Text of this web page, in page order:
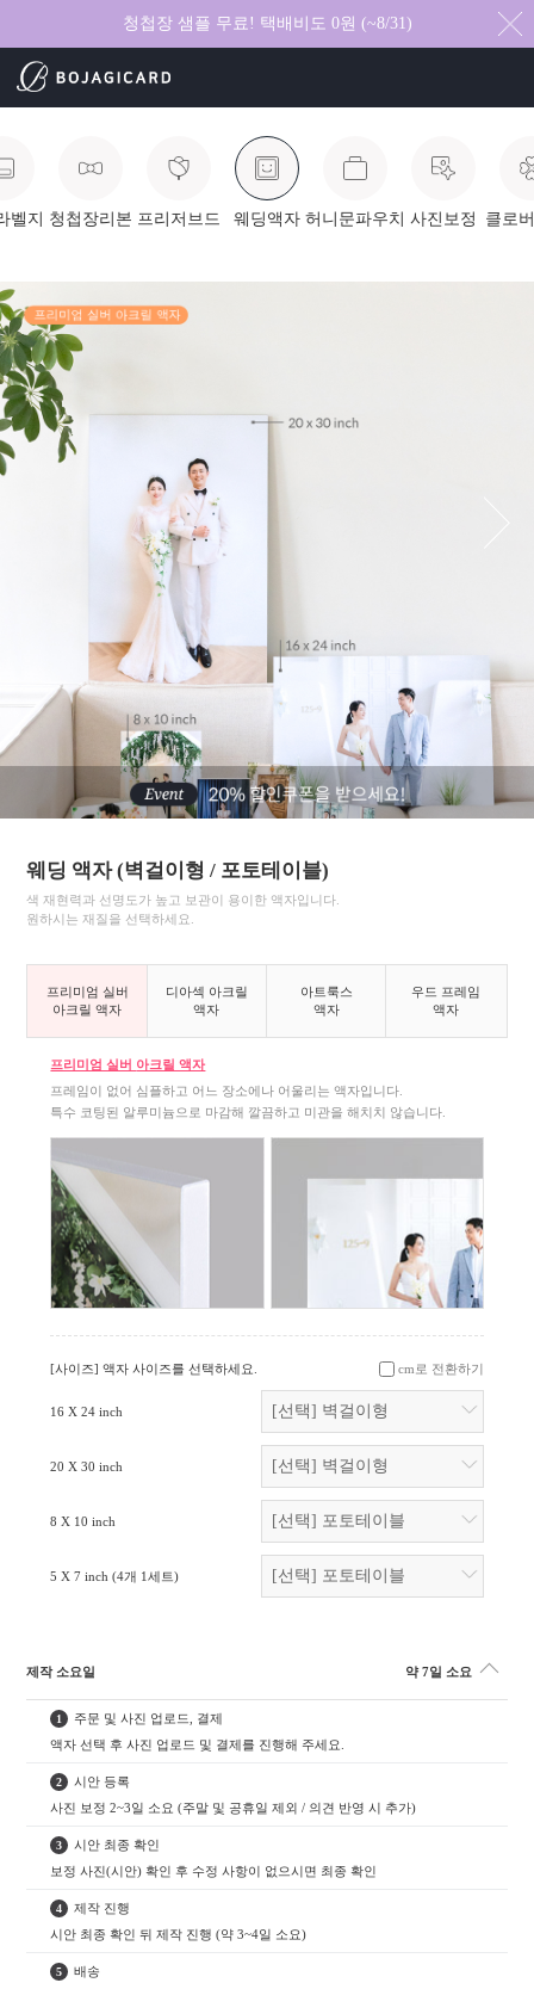
청첩장 샘플 무료! 택배비도 0원 (~8/31)
벨지 청첩장리본 프리저브드 웨딩액자 허니문파우치 사진보정 클로
웨딩 액자 (벽걸이형 / 포토테이블)
색 재현력과 선명도가 높고 보관이 용이한 액자입니다.
원하시는 재질을 선택하세요.
프리미엄 실버
아크릴 액자
디아섹 아크릴
액자
아트룩스
액자
우드 프레임
액자
프리미엄 실버 아크릴 액자
프레임이 없어 심플하고 어느 장소에나 어울리는 액자입니다.
특수 코팅된 알루미늄으로 마감해 깔끔하고 미관을 해치치 않습니다.
[사이즈] 액자 사이즈를 선택하세요. cm로 전환하기
16 X 24 inch
20 X 30 inch
8 X 10 inch
5 X 7 inch(4개 1세트)
제작 소요일 약 7일 소요
1
주문 및 사진 업로드, 결제
액자 선택 후 사진 업로드 및 결제를 진행해 주세요.
2
시안 등록
사진 보정 2~3일 소요 (주말 및 공휴일 제외 / 의견 반영 시 추가)
3
시안 최종 확인
보정 사진(시안) 확인 후 수정 사항이 없으시면 최종 확인
4
제작 진행
시안 최종 확인 뒤 제작 진행 (약 3~4일 소요)
5
배송